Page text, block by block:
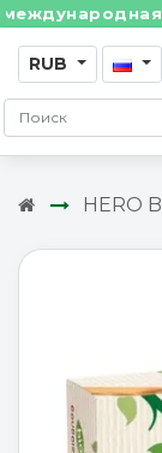
RUB
HERO